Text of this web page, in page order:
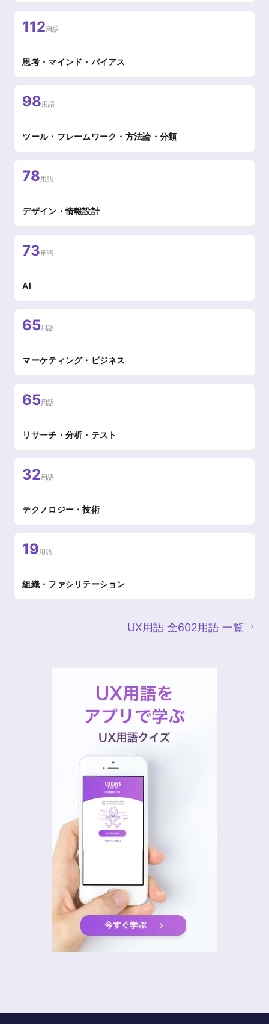
112用語
思考・マインド・バイアス
98用語
ツール・フレームワーク・方法論・分類
78用語
デザイン・情報設計
73用語
AI
65用語
マーケティング・ビジネス
65用語
リサーチ・分析・テスト
32用語
テクノロジー・技術
19用語
組織・ファシリテーション
UX用語 全602用語 一覧